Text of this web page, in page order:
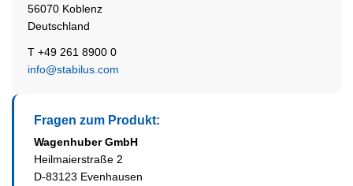
56070 Koblenz
Deutschland
T +49 261 8900 0
info@stabilus.com
Fragen zum Produkt:
Wagenhuber GmbH
Heilmaierstraße 2
D-83123 Evenhausen